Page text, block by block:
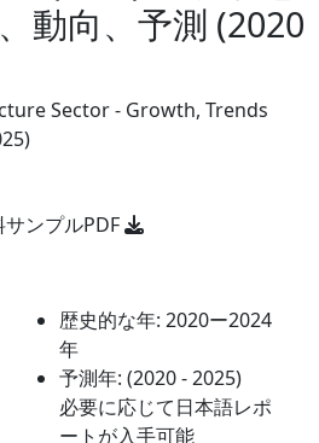
動向、予測 (2020
Sector - Growth, Trends
サンプルPDF
歴史的な年: 2020ー2024
年
予測年: (2020 - 2025)
必要に応じて日本語レポ
ートが入手可能